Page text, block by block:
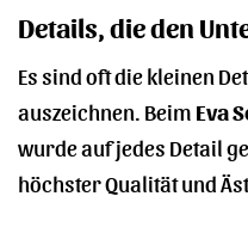
Details, die den
Es sind oft die kleinen
auszeichnen. Beim Eva
wurde auf jedes Detail
höchster Qualität und